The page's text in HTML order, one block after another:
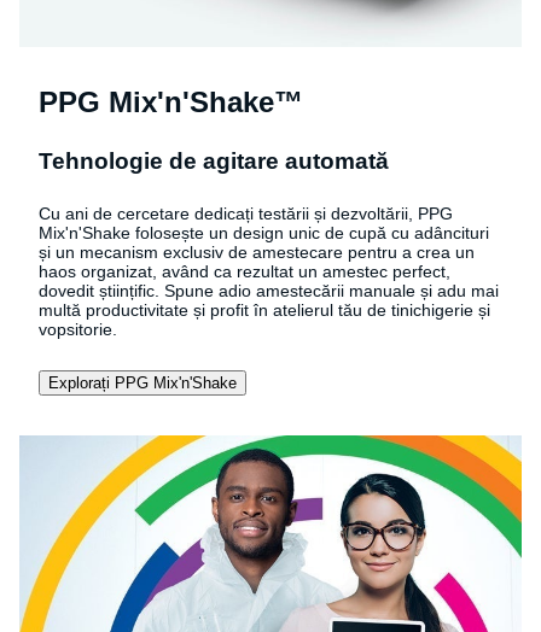
PPG Mix'n'Shake™
Tehnologie de agitare automată
Cu ani de cercetare dedicați testării și dezvoltării, PPG
Mix'n'Shake folosește un design unic de cupă cu adâncituri
și un mecanism exclusiv de amestecare pentru a crea un
haos organizat, având ca rezultat un amestec perfect,
dovedit științific. Spune adio amestecării manuale și adu mai
multă productivitate și profit în atelierul tău de tinichigerie și
vopsitorie.
Explorați PPG Mix'n'Shake